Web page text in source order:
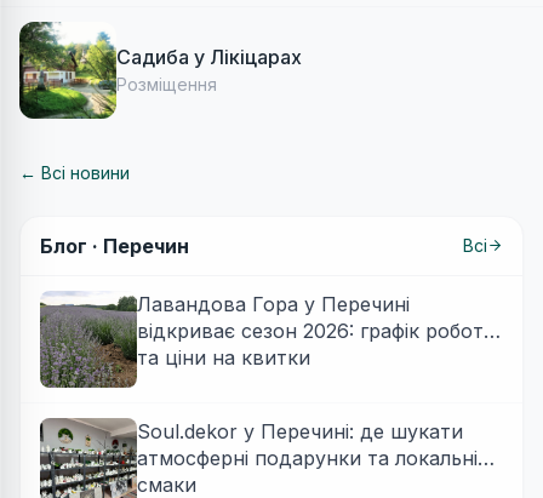
Садиба у Лікіцарах
Розміщення
← Всі новини
Блог · Перечин Всі
Лавандова Гора у Перечині
відкриває сезон 2026: графік роботи
та ціни на квитки
Soul.dekor у Перечині: де шукати
атмосферні подарунки та локальні
смаки